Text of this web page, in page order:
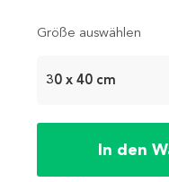
Größe auswählen
30 x 40 cm
In den